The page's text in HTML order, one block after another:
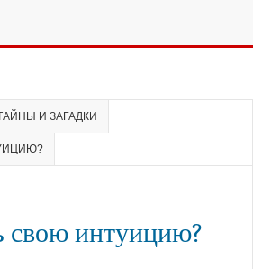
И ЗАГАДКИ
свою интуицию?